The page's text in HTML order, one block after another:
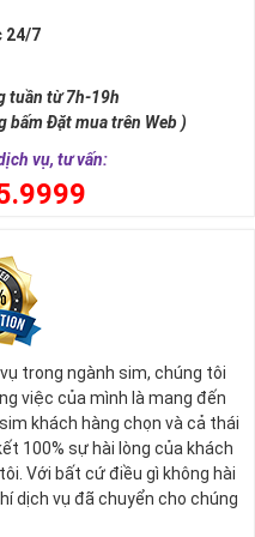
vậy, số 5 đứng giữa dãy số
(Kim – Mộc – Thủy – Hỏa –
Lễ - Trí – Tín), trong cuộc sống
Ninh). Đó là 5 yếu tố cho cuộc
bởi vậy, các chuyên gia
cuộc sống, sự nghiệp để
vị trí cao nhất.
24/7
tuần từ 7h-19h
bấm Đặt mua trên Web )
vụ, tư vấn:
trong ngành sim, chúng tôi
việc của mình là mang đến
khách hàng chọn và cả thái
100% sự hài lòng của khách
Với bất cứ điều gì không hài
dịch vụ đã chuyển cho chúng